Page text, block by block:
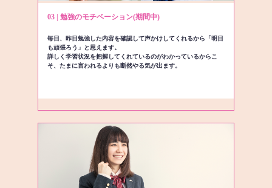
03 | 勉強のモチベーション(期間中)
毎日、昨日勉強した内容を確認して声かけしてくれるから「明日
も頑張ろう」と思えます。
詳しく学習状況を把握してくれているのがわかっているからこ
そ、たまに言われるよりも断然やる気が出ます。